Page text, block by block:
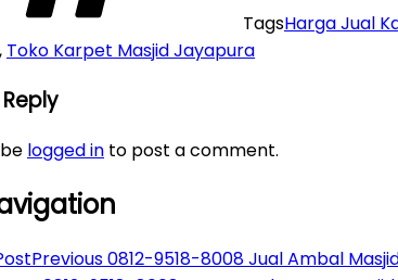
TagsHarga Jual
, Toko Karpet Masjid Jayapura
logged in to post a comment.
Previous0812-9518-8008 Jual Ambal